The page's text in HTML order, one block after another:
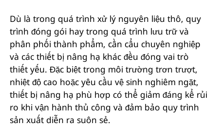
Dù là trong quá trình xử lý nguyên liệu thô, quy
trình đóng gói hay trong quá trình lưu trữ và
phân phối thành phẩm, cần cẩu chuyên nghiệp
và các thiết bị nâng hạ khác đều đóng vai trò
thiết yếu. Đặc biệt trong môi trường trơn trượt,
nhiệt độ cao hoặc yêu cầu vệ sinh nghiêm ngặt,
thiết bị nâng hạ phù hợp có thể giảm đáng kể rủi
ro khi vận hành thủ công và đảm bảo quy trình
sản xuất diễn ra suôn sẻ.